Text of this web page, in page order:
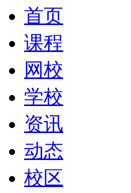
首页
课程
网校
学校
资讯
动态
校区